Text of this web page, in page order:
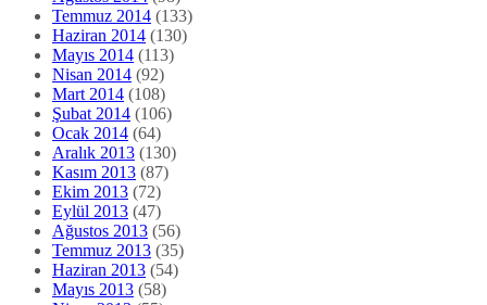
Temmuz 2014 (133)
Haziran 2014 (130)
Mayıs 2014 (113)
Nisan 2014 (92)
Mart 2014 (108)
Şubat 2014 (106)
Ocak 2014 (64)
Aralık 2013 (130)
Kasım 2013 (87)
Ekim 2013 (72)
Eylül 2013 (47)
Ağustos 2013 (56)
Temmuz 2013 (35)
Haziran 2013 (54)
Mayıs 2013 (58)